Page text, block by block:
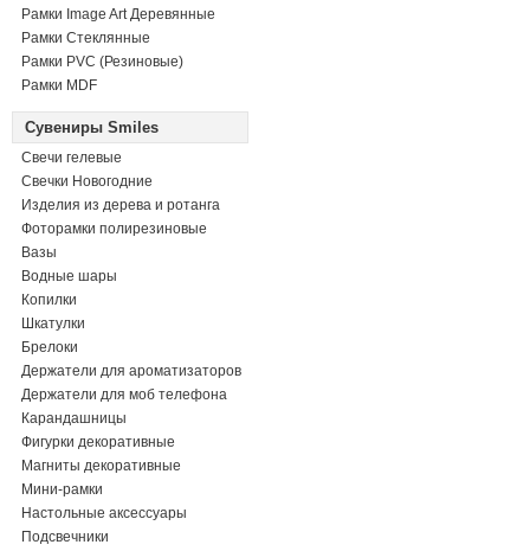
Рамки Image Art Деревянные
Рамки Стеклянные
Рамки PVC (Резиновые)
Рамки MDF
Сувениры Smiles
Свечи гелевые
Свечки Новогодние
Изделия из дерева и ротанга
Фоторамки полирезиновые
Вазы
Водные шары
Копилки
Шкатулки
Брелоки
Держатели для ароматизаторов
Держатели для моб телефона
Карандашницы
Фигурки декоративные
Магниты декоративные
Мини-рамки
Настольные аксессуары
Подсвечники